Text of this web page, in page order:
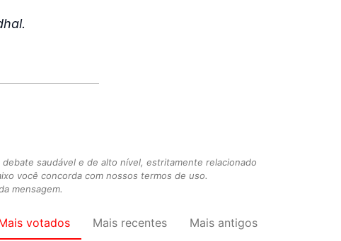
saudável e de alto nível, estritamente relacionado
você concorda com nossos termos de uso.
mensagem.
votados Mais recentes Mais antigos